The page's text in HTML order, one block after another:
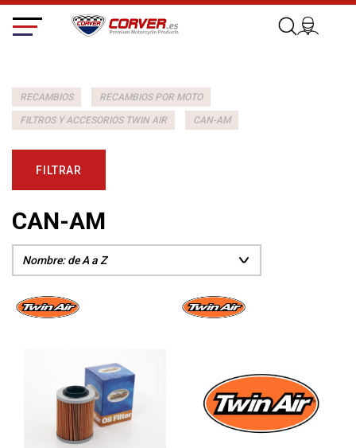
RECAMBIOS RECAMBIOS POR MOTO
FILTROS Y ACCESORIOS TWIN AIR CAN-AM
FILTRAR
CAN-AM